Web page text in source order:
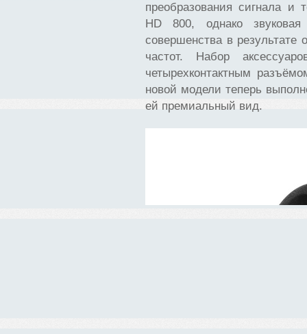
преобразования сигнала
HD 800, однако
совершенства в
частот. Набор
четырехконтактным
новой модели теперь
ей премиальный вид.